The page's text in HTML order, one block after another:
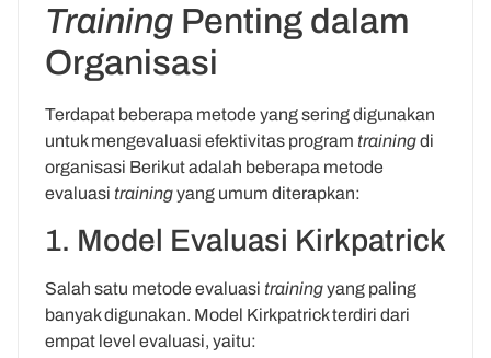
Training Penting dalam
Organisasi
Terdapat beberapa metode yang sering digunakan
untuk mengevaluasi efektivitas program trainingdi
organisasi Berikut adalah beberapa metode
evaluasi trainingyang umum diterapkan:
1. Model Evaluasi Kirkpatrick
Salah satu metode evaluasi trainingyang paling
banyak digunakan. Model Kirkpatrick terdiri dari
empat level evaluasi, yaitu: